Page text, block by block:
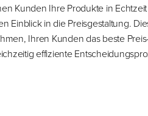
Kunden Ihre Produkte in Echtzeit
Einblick in die Preisgestaltung.
Ihren Kunden das beste
effiziente